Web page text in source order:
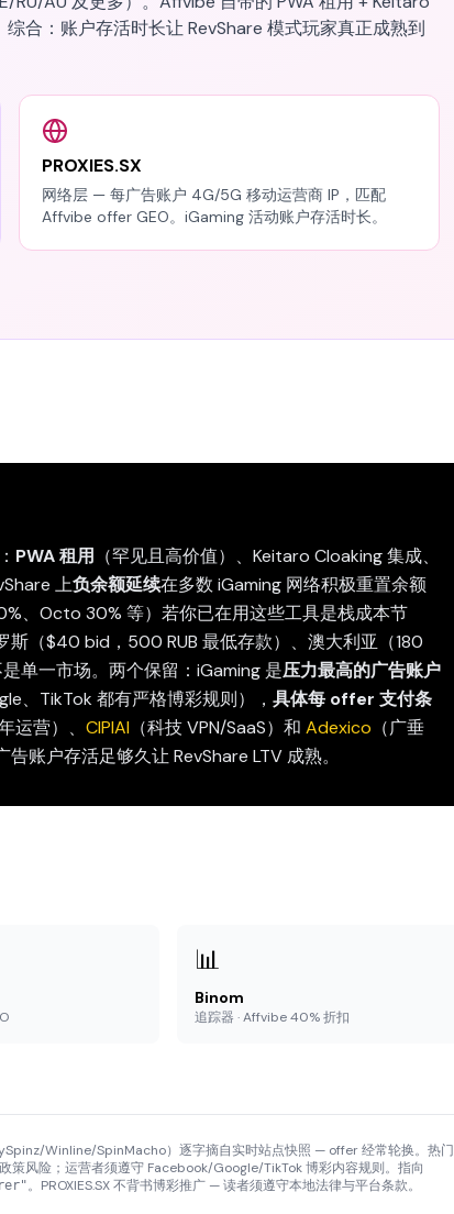
综合：账户存活时长让 RevShare 模式玩家真正成熟到
PROXIES.SX
网络层 — 每广告账户 4G/5G 移动运营商 IP，匹配
Affvibe offer GEO。iGaming 活动账户存活时长。
： PWA 租用
（罕见且高价值）、Keitaro Cloaking 集成、
上负余额延续在多数 iGaming 网络积极重置余额
、Octo 30% 等）若你已在用这些工具是栈成本节
斯（$40 bid，500 RUB 最低存款）、澳大利亚（180
单一市场。两个保留：iGaming 是压力最高的广告账户
、TikTok 都有严格博彩规则）， 具体每 offer 支付条
运营）、 CIPIAI （科技 VPN/SaaS）和 Adexico （广垂
账户存活足够久让 RevShare LTV 成熟。
📊
Binom
追踪器 · Affvibe 40% 折扣
Winline/SpinMacho）逐字摘自实时站点快照 — offer 经常轮换。热门
风险；运营者须遵守 Facebook/Google/TikTok 博彩内容规则。指向
。PROXIES.SX 不背书博彩推广 — 读者须遵守本地法律与平台条款。